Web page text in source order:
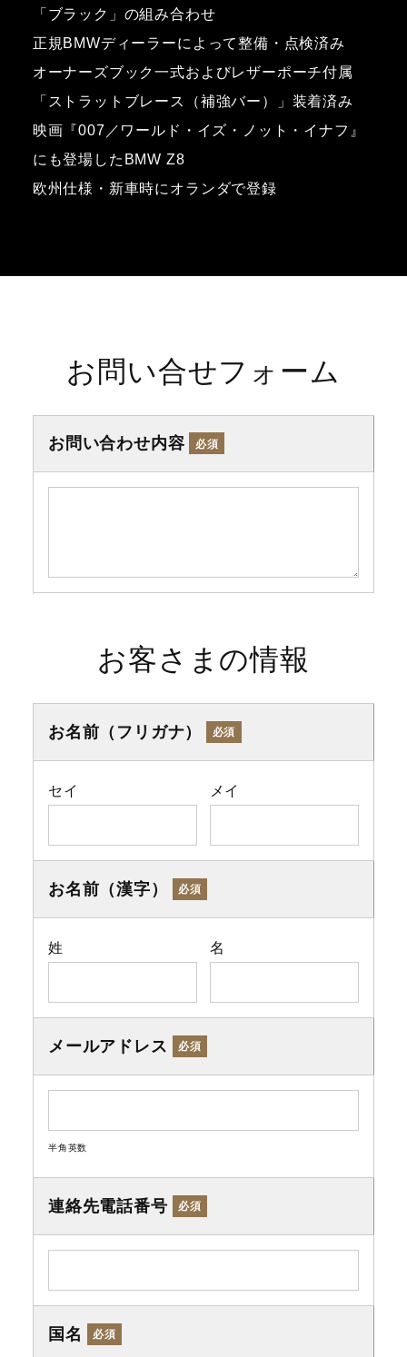
「ブラック」の組み合わせ
正規BMWディーラーによって整備・点検済み
オーナーズブック一式およびレザーポーチ付属
「ストラットブレース（補強バー）」装着済み
映画『007／ワールド・イズ・ノット・イナフ』
にも登場したBMW Z8
欧州仕様・新車時にオランダで登録
お問い合せフォーム
お問い合わせ内容 必須
お客さまの情報
お名前（フリガナ） 必須
セイ メイ
お名前（漢字） 必須
姓 名
メールアドレス 必須
半角英数
連絡先電話番号 必須
国名 必須